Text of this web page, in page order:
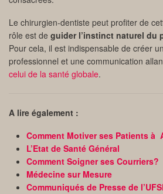
Le chirurgien-dentiste peut profiter de
rôle est de guider l’instinct naturel du
Pour cela, il est indispensable de créer
professionnel et une communication
celui de la santé globale.
A lire également :
Comment Motiver ses Patients à
L’Etat de Santé Général
Comment Soigner ses Courriers?
Médecine sur Mesure
Communiqués de Presse de